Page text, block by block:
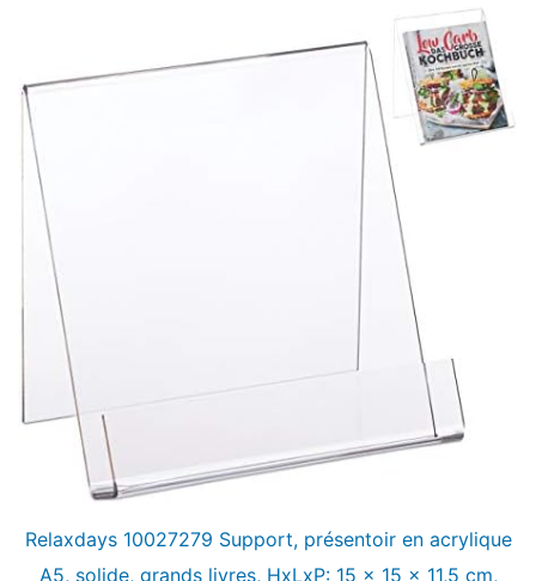
Relaxdays 10027279 Support, présentoir en acrylique
A5, solide, grands livres, HxLxP: 15 x 15 x 11,5 cm,